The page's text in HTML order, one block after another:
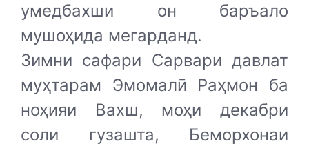
умедбахши он баръало
мушоҳида мегарданд.
Зимни сафари Сарвари давлат
муҳтарам Эмомалӣ Раҳмон ба
ноҳияи Вахш, моҳи декабри
соли гузашта, Беморхонаи